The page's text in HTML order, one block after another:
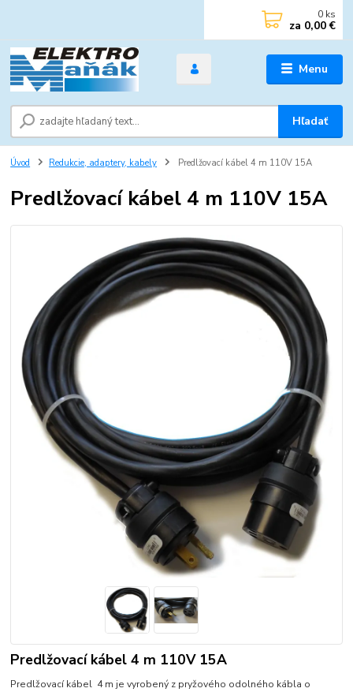
Menu
Hľadať
0 ks
za 0,00 €
Úvod Redukcie, adaptery, kabely Predlžovací kábel 4 m 110V 15A
Predlžovací kábel 4 m 110V 15A
Predlžovací kábel 4 m 110V 15A
Predlžovací kábel 4 m je vyrobený z pryžového odolného kábla o